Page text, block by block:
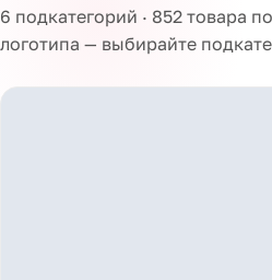
6 подкатегорий · 852 товара
логотипа — выбирайте